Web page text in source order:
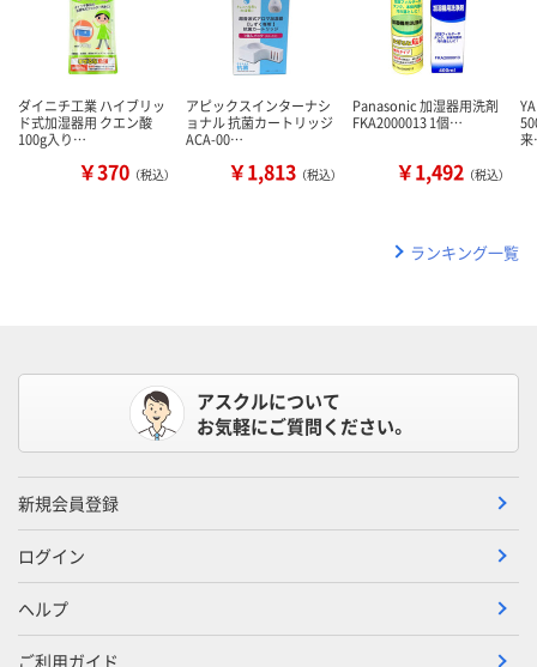
ダイニチ工業 ハイブリッ
ド式加湿器用 クエン酸
100g入り…
￥370 （税込）
アピックスインターナシ
ョナル 抗菌カートリッジ
ACA-00…
￥1,813 （税込）
Panasonic 加湿器用洗剤
FKA2000013 1個…
￥1,492 （税込）
ランキング一覧
アスクルについて
お気軽にご質問ください。
新規会員登録
ログイン
ヘルプ
ご利用ガイド